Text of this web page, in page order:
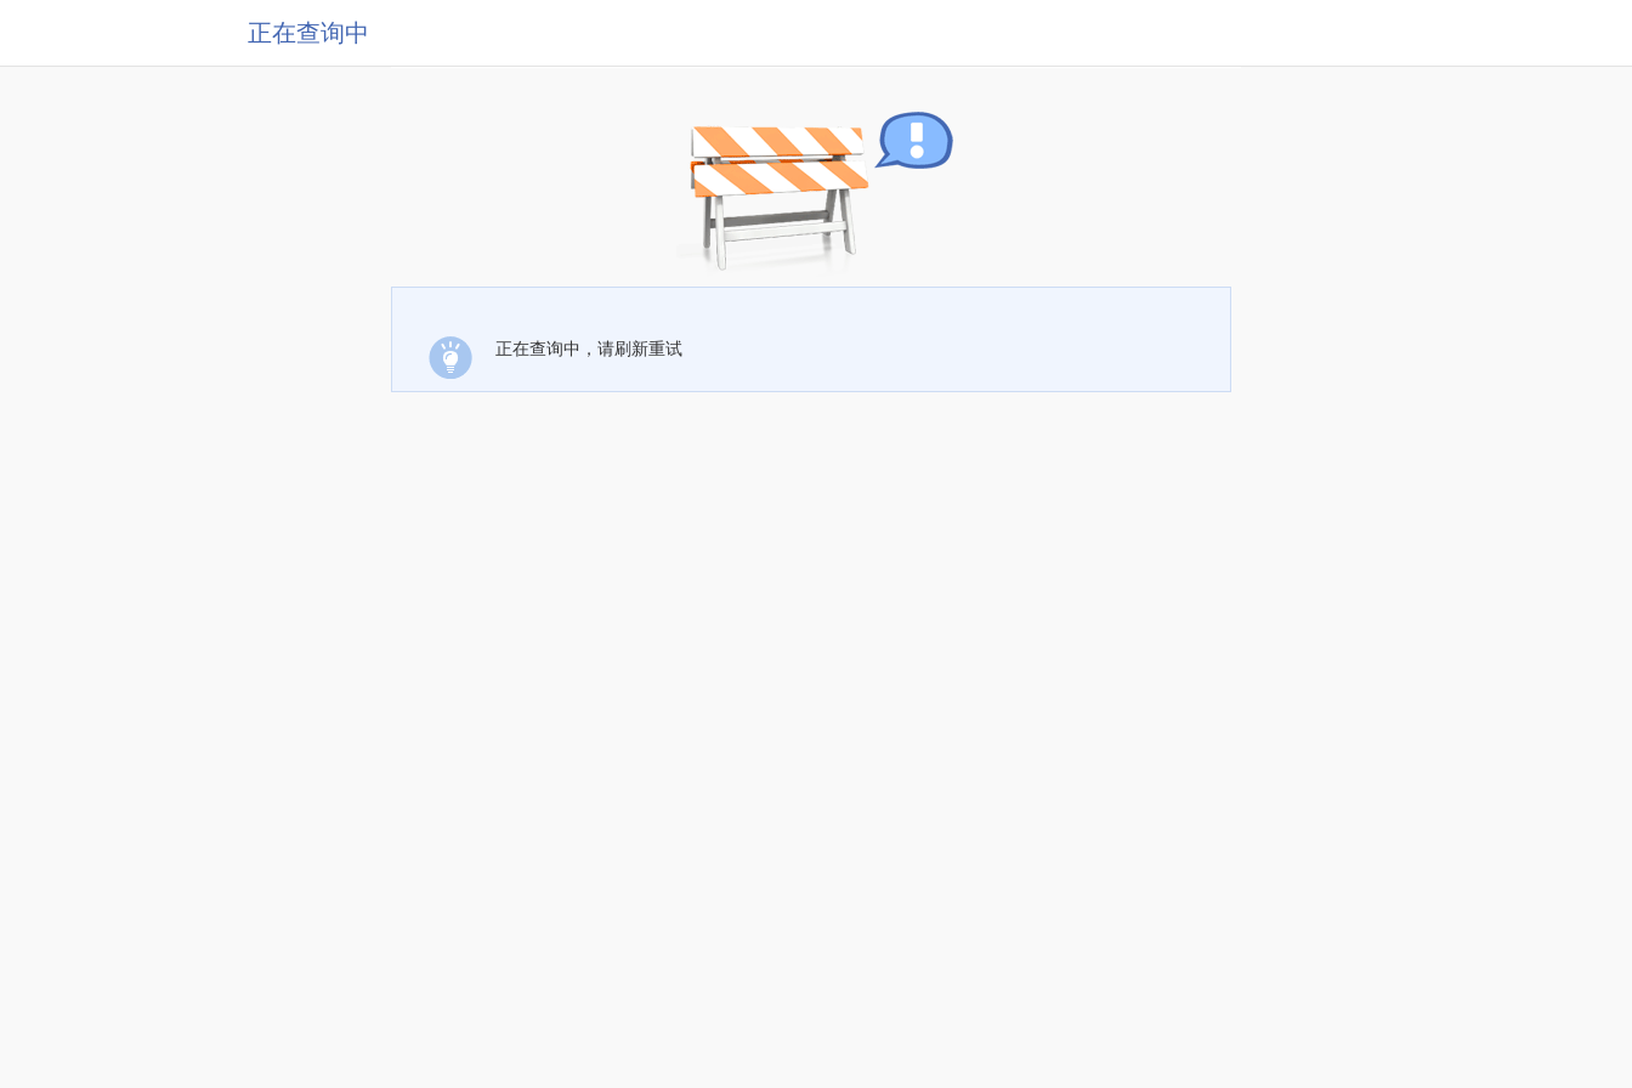
正在查询中
正在查询中，请刷新重试